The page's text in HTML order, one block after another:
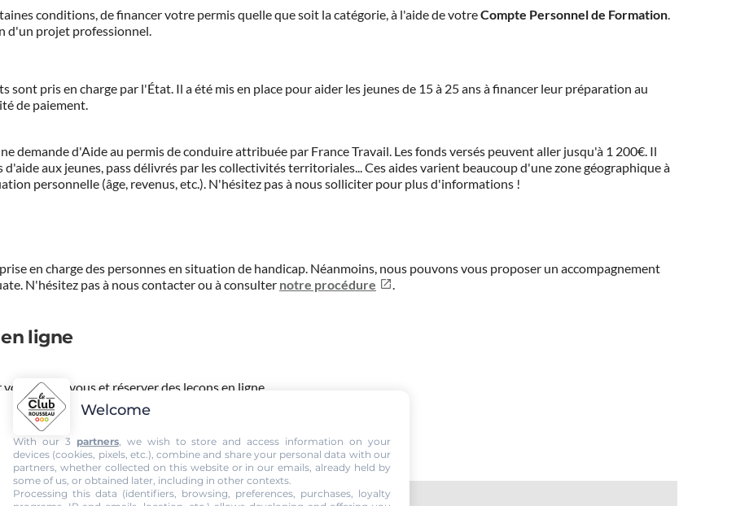
conditions, de financer votre permis quelle que soit la catégorie, à l'aide de votreCompte Personnel de Formation.
d'un projet professionnel.
pris en charge par l'État. Il a été mis en place pour aider les jeunes de 15 à 25 ans à financer leur préparation au
de paiement.
demande d'Aide au permis de conduire attribuée par France Travail. Les fonds versés peuvent aller jusqu'à 1 200€. Il
aux jeunes, pass délivrés par les collectivités territoriales... Ces aides varient beaucoup d'une zone géographique à
personnelle (âge, revenus, etc.). N'hésitez pas à nous solliciter pour plus d'informations !
en charge des personnes en situation de handicap. Néanmoins, nous pouvons vous proposer un accompagnement
N'hésitez pas à nous contacter ou à consulter notre procédure
ligne
rendez-vous et réserver des leçons en ligne.
compte, l'historique de vos règlement et payer vos factures en ligne.
Welcome
With our 3 partners, we wish to store and access information on your
devices (cookies, pixels, etc.), combine and share your personal data with our
partners, whether collected on this website or in our emails, already held by
some of us, or obtained later, including in other contexts.
Processing this data (identifiers, browsing, preferences, purchases, loyalty